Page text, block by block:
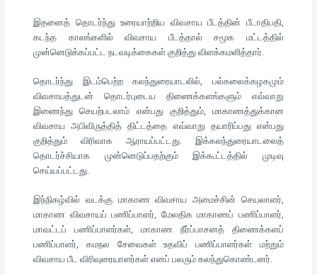
இதனைத் தொடர்ந்து உரையாற்றிய விவசாய பீடத்தின் பீடாதிபதி,
கடந்த காலங்களில் விவசாய பீடத்தால் சமூக மட்டத்தில்
முன்னெடுக்கப்பட்ட நடவடிக்கைகள் குறித்து விளக்கமளித்தார்.
தொடர்ந்து இடம்பெற்ற கலந்துரையாடலில், பல்கலைக்கழகமும்
விவசாயத்துடன் தொடர்புடைய திணைக்களங்களும் எவ்வாறு
இணைந்து செயற்படலாம் என்பது குறித்தும், மாகாணத்துக்கான
விவசாய அபிவிருத்தித் திட்டத்தை எவ்வாறு தயாரிப்பது என்பது
குறித்தும் விரிவாக ஆராயப்பட்டது. இக்கலந்துரையாடலைத்
தொடர்ச்சியாக முன்னெடுப்பதற்கும் இக்கூட்டத்தில் முடிவு
செய்யப்பட்டது.
இந்நிகழ்வில் வடக்கு மாகாண விவசாய அமைச்சின் செயலாளர்,
மாகாண விவசாயப் பணிப்பாளர், மேலதிக மாகாணப் பணிப்பாளர்,
மாவட்டப் பணிப்பாளர்கள், மாகாண நீர்ப்பாசனத் திணைக்களப்
பணிப்பாளர், கமநல சேவைகள் உதவிப் பணிப்பாளர்கள் மற்றும்
விவசாய பீட விரிவுரையாளர்கள் எனப் பலரும் கலந்துகொண்டனர்.